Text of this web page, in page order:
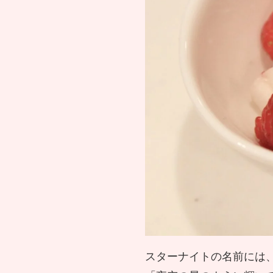
スターナイトの名前には